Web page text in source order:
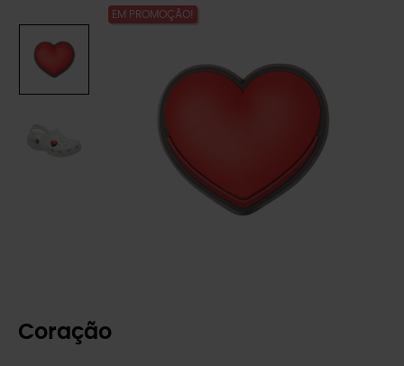
EM PROMOÇÃO!
Coração